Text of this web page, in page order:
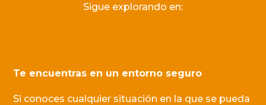
Sigue explorando en:
Te encuentras en un entorno seguro
Si conoces cualquier situación en la que se pueda